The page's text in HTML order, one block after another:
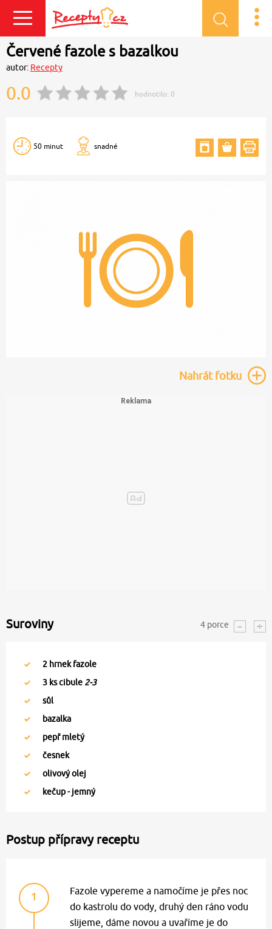
Přihlásit se
Červené fazole s bazalkou
autor: Recepty
0.0 hodnotilo: 0
50 minut snadné
Nahrátfotku
Suroviny 4 porce
2 hrnek fazole
3 ks cibule 2-3
sůl
bazalka
pepř mletý
česnek
olivový olej
kečup - jemný
Postup přípravy receptu
1
Fazole vypereme a namočíme je přes noc
do kastrolu do vody, druhý den ráno vodu
slijeme, dáme novou a uvaříme je do